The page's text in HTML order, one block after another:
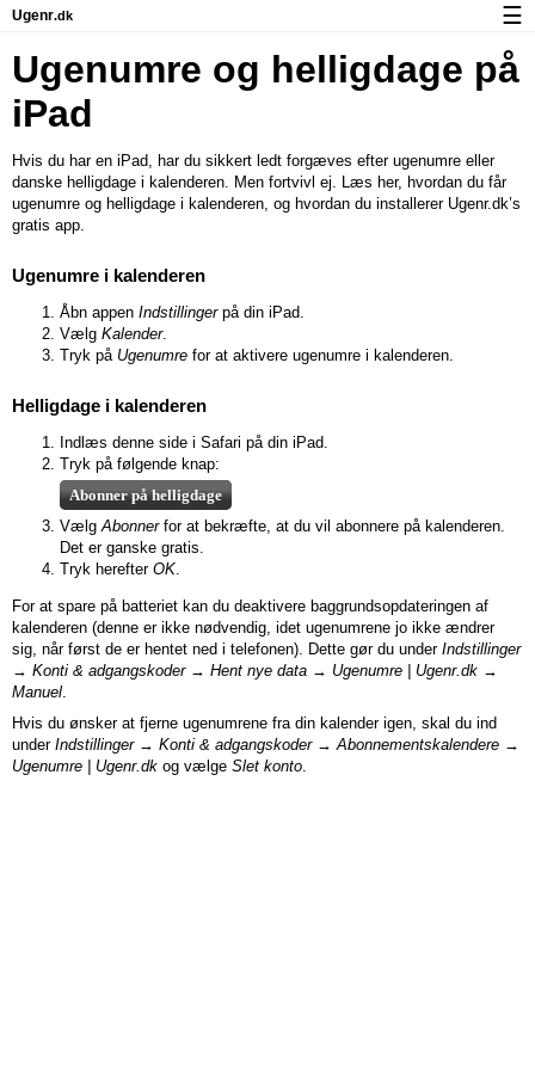
Ugenr.dk
Kalender med helligdage og ugenumre
Antal arbejdsdage
Om Ugenr.dk
Privatliv og cookies
☰
Ugenumre og helligdage på
iPad
Hvis du har en iPad, har du sikkert ledt forgæves efter ugenumre eller
danske helligdage i kalenderen. Men fortvivl ej. Læs her, hvordan du får
ugenumre og helligdage i kalenderen, og hvordan du installerer Ugenr.dk’s
gratis app.
Ugenumre i kalenderen
Åbn appen Indstillingerpå din iPad.
Vælg Kalender.
Tryk på Ugenumre for at aktivere ugenumre i kalenderen.
Helligdage i kalenderen
Indlæs denne side i Safari på din iPad.
Tryk på følgende knap:
Abonner på helligdage
VælgAbonnerfor at bekræfte, at du vil abonnere på kalenderen.
Det er ganske gratis.
Tryk herefter OK.
For at spare på batteriet kan du deaktivere baggrundsopdateringen af
kalenderen (denne er ikke nødvendig, idet ugenumrene jo ikke ændrer
sig, når først de er hentet ned i telefonen). Dette gør du under Indstillinger
→ Konti & adgangskoder→ Hent nye data → Ugenumre | Ugenr.dk →
Manuel.
Hvis du ønsker at fjerne ugenumrene fra din kalender igen, skal du ind
under Indstillinger→ Konti & adgangskoder→Abonnementskalendere →
Ugenumre | Ugenr.dk og vælge Slet konto.